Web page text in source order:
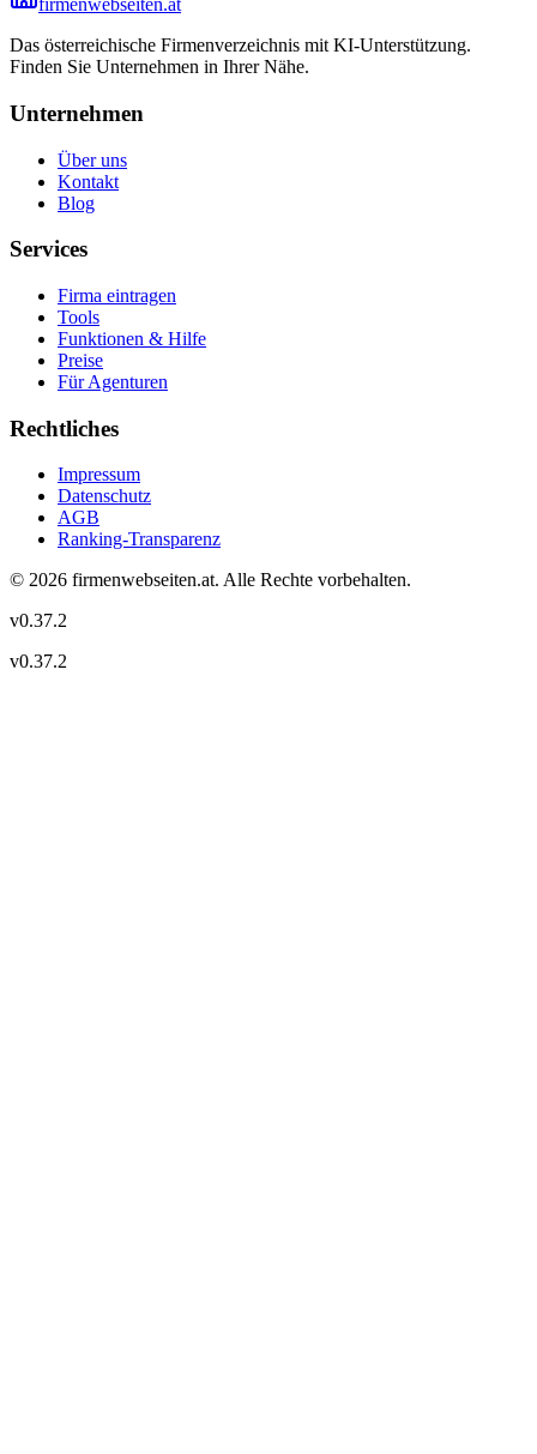
firmenwebseiten.at
Das österreichische Firmenverzeichnis mit KI-Unterstützung.
Finden Sie Unternehmen in Ihrer Nähe.
Unternehmen
Über uns
Kontakt
Blog
Services
Firma eintragen
Tools
Funktionen & Hilfe
Preise
Für Agenturen
Rechtliches
Impressum
Datenschutz
AGB
Ranking-Transparenz
© 2026 firmenwebseiten.at. Alle Rechte vorbehalten.
v0.37.2
v0.37.2